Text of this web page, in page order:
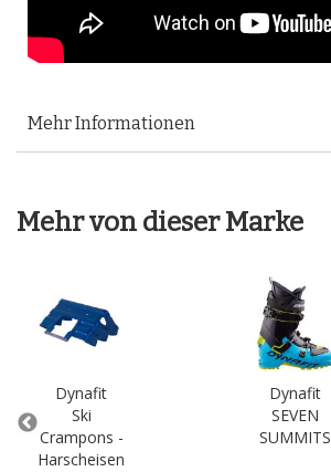
Mehr Informationen
Mehr von dieser Marke
Dynafit
Ski
Crampons -
Harscheisen
Dynafit
SEVEN
SUMMITS